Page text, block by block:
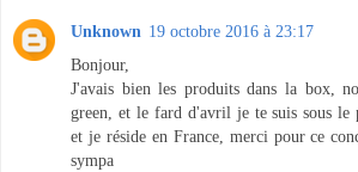
Unknown 19 octobre 2016 à 23:17
Bonjour,
J'avais bien les produits dans la box,
green, et le fard d'avril je te suis sous le
et je réside en France, merci pour ce
sympa